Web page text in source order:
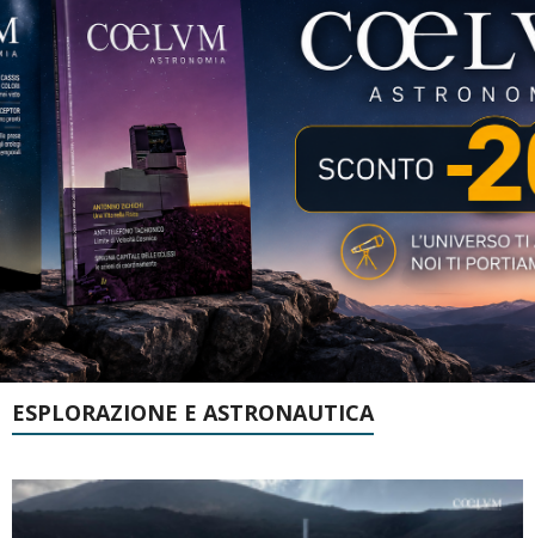
ESPLORAZIONE E ASTRONAUTICA